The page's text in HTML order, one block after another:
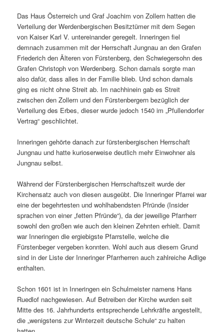
Das Haus Österreich und Graf Joachim von Zollern hatten die
Verteilung der Werdenbergischen Besitztümer mit dem Segen
von Kaiser Karl V. untereinander geregelt. Inneringen fiel
demnach zusammen mit der Herrschaft Jungnau an den Grafen
Friederich den Älteren von Fürstenberg, den Schwiegersohn des
Grafen Christoph von Werdenberg. Schon damals sorgte man
also dafür, dass alles in der Familie blieb. Und schon damals
ging es nicht ohne Streit ab. Im nachhinein gab es Streit
zwischen den Zollern und den Fürstenbergern bezüglich der
Verteilung des Erbes, dieser wurde jedoch 1540 im „Pfullendorfer
Vertrag“ geschlichtet.
Inneringen gehörte danach zur fürstenbergischen Herrschaft
Jungnau und hatte kurioserweise deutlich mehr Einwohner als
Jungnau selbst.
Während der Fürstenbergischen Herrschaftszeit wurde der
Kirchensatz auch von diesen ausgeübt. Die Inneringer Pfarrei war
eine der begehrtesten und wohlhabendsten Pfründe (Insider
sprachen von einer „fetten Pfründe“), da der jeweilige Pfarrherr
sowohl den großen wie auch den kleinen Zehnten erhielt. Damit
war Inneringen die ergiebigste Pfarrstelle, welche die
Fürstenbeger vergeben konnten. Wohl auch aus diesem Grund
sind in der Liste der Inneringer Pfarrherren auch zahlreiche Adlige
enthalten.
Schon 1601 ist in Inneringen ein Schulmeister namens Hans
Ruedlof nachgewiesen. Auf Betreiben der Kirche wurden seit
Mitte des 16. Jahrhunderts entsprechende Lehrkräfte angestellt,
die „wenigstens zur Winterzeit deutsche Schule“ zu halten